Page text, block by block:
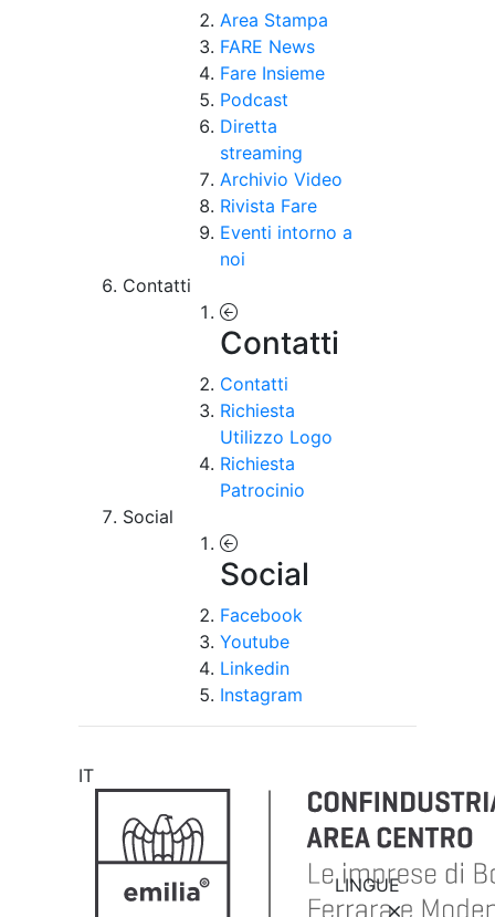
Area Stampa
FARE News
Fare Insieme
Podcast
Diretta
streaming
Archivio Video
Rivista Fare
Eventi intorno a
noi
Contatti
Contatti
Contatti
Richiesta
Utilizzo Logo
Richiesta
Patrocinio
Social
Social
Facebook
Youtube
Linkedin
Instagram
IT
LINGUE